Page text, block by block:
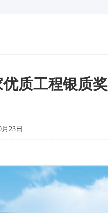
质工程银质奖
23日